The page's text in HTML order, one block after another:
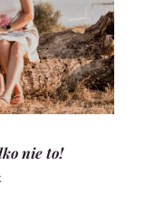
nie to!